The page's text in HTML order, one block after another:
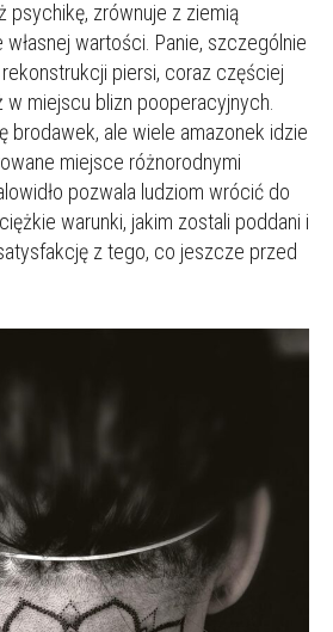
psychikę, zrównuje z ziemią
wartości. Panie, szczególnie
piersi, coraz częściej
w miejscu blizn pooperacyjnych.
brodawek, ale wiele amazonek idzie
miejsce różnorodnymi
pozwala ludziom wrócić do
warunki, jakim zostali poddani i
z tego, co jeszcze przed